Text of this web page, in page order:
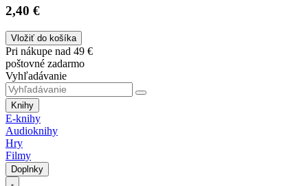
2,40 €
Vložiť do košíka
Pri nákupe nad 49 €
poštovné zadarmo
Vyhľadávanie
Knihy
E-knihy
Audioknihy
Hry
Filmy
Doplnky